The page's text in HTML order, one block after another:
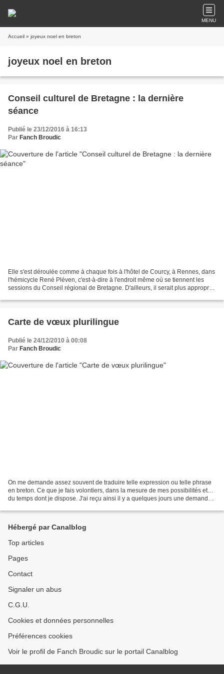
MENU
Accueil » joyeux noel en breton
joyeux noel en breton
Conseil culturel de Bretagne : la dernière
séance
Publié le 23/12/2016 à 16:13
Par Fanch Broudic
Elle s'est déroulée comme à chaque fois à l'hôtel de Courcy, à Rennes, dans
l'hémicycle René Pléven, c'est-à-dire à l'endroit même où se tiennent les
sessions du Conseil régional de Bretagne. D'ailleurs, il serait plus approprié
Carte de vœux plurilingue
Publié le 24/12/2010 à 00:08
Par Fanch Broudic
On me demande assez souvent de traduire telle expression ou telle phrase
en breton. Ce que je fais volontiers, dans la mesure de mes possibilités et…
du temps dont je dispose. J'ai reçu ainsi il y a quelques jours une demande
Hébergé par Canalblog
Top articles
Pages
Contact
Signaler un abus
C.G.U.
Cookies et données personnelles
Préférences cookies
Voir le profil de Fanch Broudic sur le portail Canalblog